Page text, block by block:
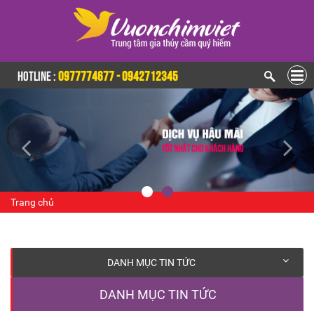
HOTLINE :0977774677 - 0942712345
Trang chủ
DANH MỤC TIN TỨC
DANH MỤC TIN TỨC